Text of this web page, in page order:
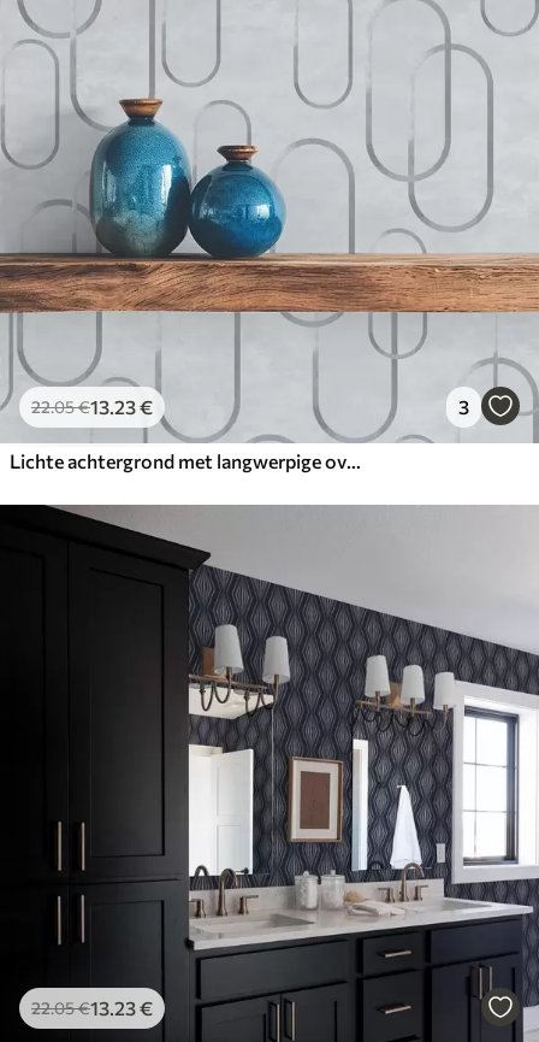
22.05€13.23€ 3
Lichte achtergrond met langwerpige ovalen, grijze contouren
22.05€13.23€